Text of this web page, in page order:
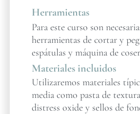
Herramientas
Para este curso son
herramientas de cortar y
espátulas y máquina de
Materiales incluidos
Utilizaremos materiales
media como pasta de
distress oxide y sellos de